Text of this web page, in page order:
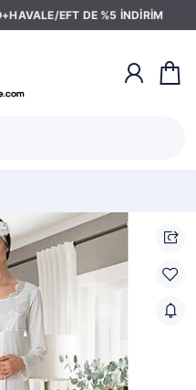
EFT DE %5 İNDİRİM